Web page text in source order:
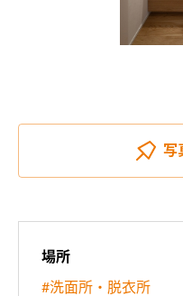
写
場所
#洗面所・脱衣所